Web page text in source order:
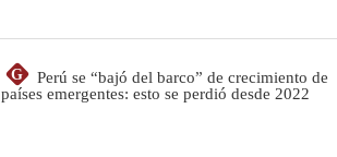
G
Perú se “bajó del barco” de crecimiento de
países emergentes: esto se perdió desde 2022